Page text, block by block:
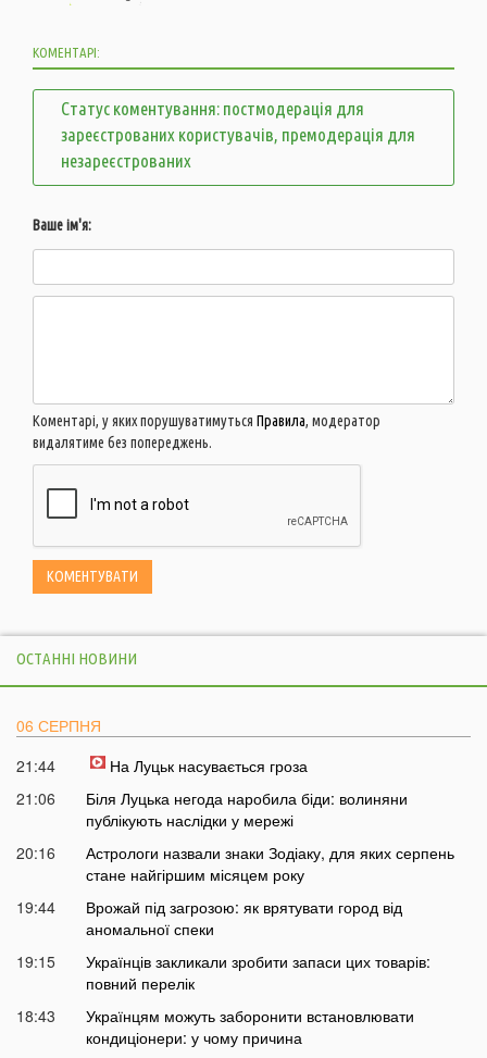
КОМЕНТАРІ:
Статус коментування: постмодерація для
зареєстрованих користувачів, премодерація для
незареєстрованих
Ваше ім'я:
Коментарі, у яких порушуватимуться Правила, модератор
видалятиме без попереджень.
ОСТАННІ НОВИНИ
06 СЕРПНЯ
21:44
На Луцьк насувається гроза
21:06
Біля Луцька негода наробила біди: волиняни
публікують наслідки у мережі
20:16
Астрологи назвали знаки Зодіаку, для яких серпень
стане найгіршим місяцем року
19:44
Врожай під загрозою: як врятувати город від
аномальної спеки
19:15
Українців закликали зробити запаси цих товарів:
повний перелік
18:43
Українцям можуть заборонити встановлювати
кондиціонери: у чому причина